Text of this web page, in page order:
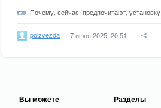
Почему сейчас предпочитают установку
polzvezda 7 июня 2025, 20:51
Вы можете Разделы